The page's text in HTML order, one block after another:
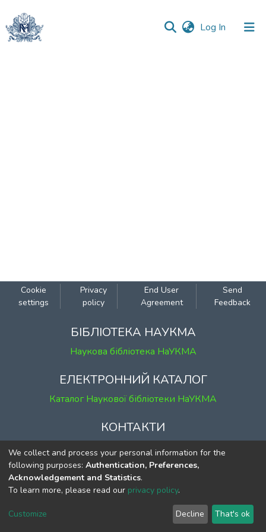
Log In (current)
Cookie
settings
Privacy
policy
End User
Agreement
Send
Feedback
БІБЛІОТЕКА НАУКМА
Наукова бібліотека НаУКМА
ЕЛЕКТРОННИЙ КАТАЛОГ
Каталог Наукової бібліотеки НаУКМА
КОНТАКТИ
м. Київ, вул. Григорія Сковороди, 2
к. 1, к. 120
тел. (044) 463-69-31
ekmair@ukma.edu.ua
We collect and process your personal information for the
following purposes: Authentication, Preferences,
Acknowledgement and Statistics.
To learn more, please read our privacy policy.
Customize Decline That's ok